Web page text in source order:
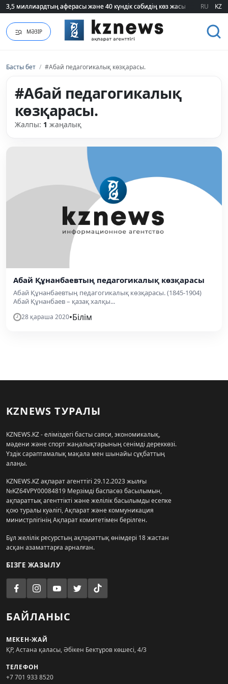
3,5 миллиардтың аферасы және 40 күндік сәбидің көз жасы:
3,5 миллиардтың аферасы және 40 күндік сәбидің көз жасы: RU KZ
МӘЗІР
Басты бет / #Абай педагогикалық көзқарасы.
#Абай педагогикалық
көзқарасы.
Жалпы: 1 жаңалық
Абай Құнанбаевтың педагогикалық көзқарасы
Абай Құнанбаевтың педагогикалық көзқарасы. (1845-1904)
Абай Құнанбаев – қазақ халқы...
28 қараша 2020•Білім
KZNEWS ТУРАЛЫ
KZNEWS.KZ - еліміздегі басты саяси, экономикалық,
мәдени және спорт жаңалықтарының сенімді дереккөзі.
Үздік сараптамалық мақала мен шынайы сұқбаттың
алаңы.
KZNEWS.KZ ақпарат агенттігі 29.12.2023 жылғы
№KZ64VPY00084819 Мерзімді баспасөз басылымын,
ақпараттық агенттікті және желілік басылымды есепке
қою туралы куәлігі, Ақпарат және коммуникация
министрлігінің Ақпарат комитетімен берілген.
Бұл желілік ресурстың ақпараттық өнімдері 18 жастан
асқан азаматтарға арналған.
БІЗГЕ ЖАЗЫЛУ
БАЙЛАНЫС
МЕКЕН-ЖАЙ
ҚР, Астана қаласы, Әбікен Бектұров көшесі, 4/3
ТЕЛЕФОН
+7 701 933 8520